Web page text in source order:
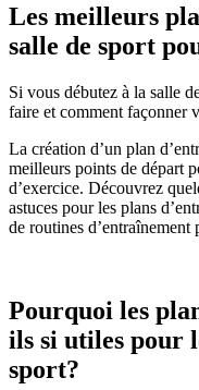
Les meilleurs
salle de sport
Si vous débutez à la salle
faire et comment façonner
La création d’un plan
meilleurs points de départ
d’exercice. Découvrez
astuces pour les plans
de routines d’entraînement
Pourquoi les
ils si utiles pour
sport?